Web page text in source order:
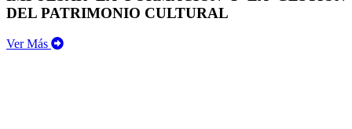
DEL PATRIMONIO CULTURAL
Ver Más